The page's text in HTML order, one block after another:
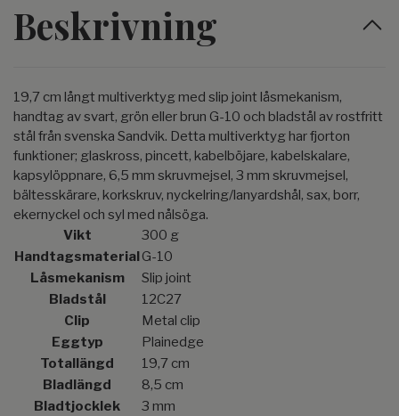
Beskrivning
19,7 cm långt multiverktyg med slip joint låsmekanism,
handtag av svart, grön eller brun G-10 och bladstål av rostfritt
stål från svenska Sandvik. Detta multiverktyg har fjorton
funktioner; glaskross, pincett, kabelböjare, kabelskalare,
kapsylöppnare, 6,5 mm skruvmejsel, 3 mm skruvmejsel,
bältesskärare, korkskruv, nyckelring/lanyardshål, sax, borr,
ekernyckel och syl med nålsöga.
Vikt
300 g
HandtagsmaterialG-10
Låsmekanism
Slip joint
Bladstål
12C27
Clip
Metal clip
Eggtyp
Plainedge
Totallängd
19,7 cm
Bladlängd
8,5 cm
Bladtjocklek
3 mm